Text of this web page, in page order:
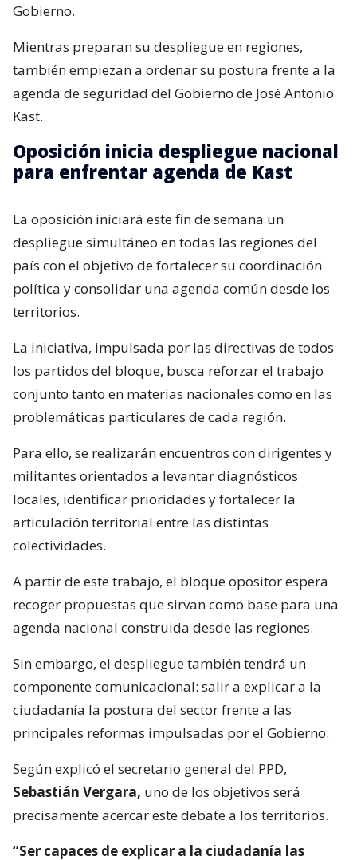
Gobierno.
Mientras preparan su despliegue en regiones,
también empiezan a ordenar su postura frente a la
agenda de seguridad del Gobierno de José Antonio
Kast.
Oposición inicia despliegue nacional
para enfrentar agenda de Kast
La oposición iniciará este fin de semana un
despliegue simultáneo en todas las regiones del
país con el objetivo de fortalecer su coordinación
política y consolidar una agenda común desde los
territorios.
La iniciativa, impulsada por las directivas de todos
los partidos del bloque, busca reforzar el trabajo
conjunto tanto en materias nacionales como en las
problemáticas particulares de cada región.
Para ello, se realizarán encuentros con dirigentes y
militantes orientados a levantar diagnósticos
locales, identificar prioridades y fortalecer la
articulación territorial entre las distintas
colectividades.
A partir de este trabajo, el bloque opositor espera
recoger propuestas que sirvan como base para una
agenda nacional construida desde las regiones.
Sin embargo, el despliegue también tendrá un
componente comunicacional: salir a explicar a la
ciudadanía la postura del sector frente a las
principales reformas impulsadas por el Gobierno.
Según explicó el secretario general del PPD,
Sebastián Vergara, uno de los objetivos será
precisamente acercar este debate a los territorios.
“Ser capaces de explicar a la ciudadanía las